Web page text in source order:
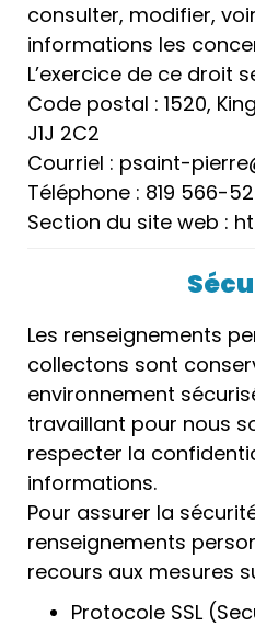
consulter, modifier,
informations les
L’exercice de ce droit
Code postal : 1520,
J1J 2C2
Courriel : psaint-
Téléphone : 819 566-
Section du site web :
Les renseignements
collectons sont
environnement
travaillant pour nous
respecter la
informations.
Pour assurer la
renseignements
recours aux mesures
Protocole SSL